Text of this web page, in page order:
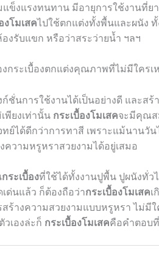
แข็งแรงทนทาน มีอายุการใช้งานที่
งโมเสคไปใช้ตกแต่งทั้งพื้นและผนัง
งรับแขก หรือว่าสระว่ายน้ำ ฯลฯ
ชั่นการใช้งานได้เป็นอย่างดี และสร้
พียงเท่านั้น กระเบื้องโมเสคจะมีคุณส
ทย์ได้ดีกว่าการทาสี เพราะแม้นานวั
วามหรูหราสวยงามได้อยู่เสมอ
กระเบื้องที่ใช้ได้ทั้งงานปูพื้น ปูผนังทั่ว
ด่นแล้ว ก็ต้องถือว่ากระเบื้องโมเสคเ
ร้างความสวยงามแบบหรูหรา ไม่มี
เองล่ะก็ กระเบื้องโมเสคคือคำตอบ